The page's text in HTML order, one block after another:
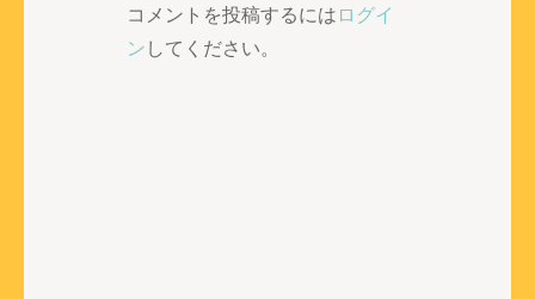
コメントを投稿するにはログイ
ンしてください。